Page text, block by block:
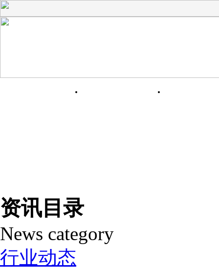
资讯目录
News category
行业动态